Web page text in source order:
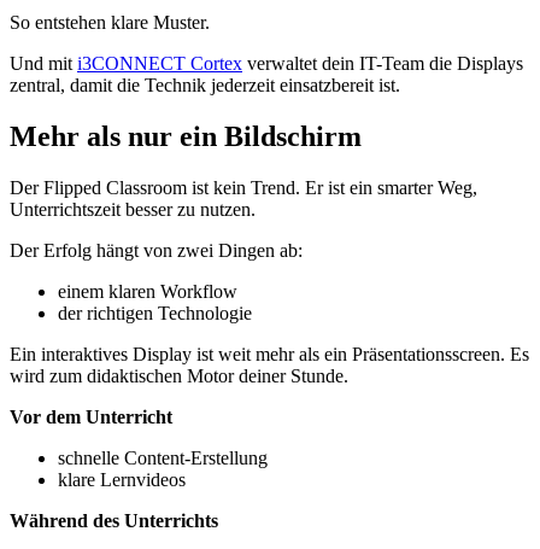
So entstehen klare Muster.
Und mit i3CONNECT Cortex verwaltet dein IT-Team die Displays
zentral, damit die Technik jederzeit einsatzbereit ist.
Mehr als nur ein Bildschirm
Der Flipped Classroom ist kein Trend. Er ist ein smarter Weg,
Unterrichtszeit besser zu nutzen.
Der Erfolg hängt von zwei Dingen ab:
einem klaren Workflow
der richtigen Technologie
Ein interaktives Display ist weit mehr als ein Präsentationsscreen. Es
wird zum didaktischen Motor deiner Stunde.
Vor dem Unterricht
schnelle Content-Erstellung
klare Lernvideos
Während des Unterrichts